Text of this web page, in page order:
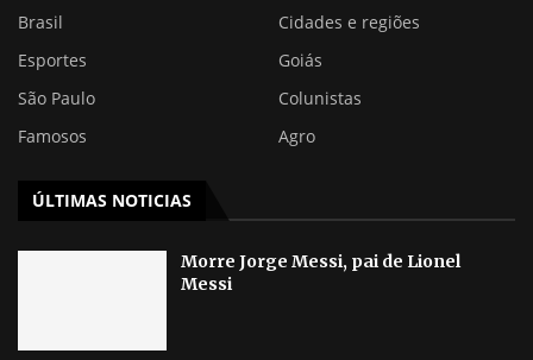
Brasil
Cidades e regiões
Esportes
Goiás
São Paulo
Colunistas
Famosos
Agro
ÚLTIMAS NOTICIAS
Morre Jorge Messi, pai de Lionel
Messi